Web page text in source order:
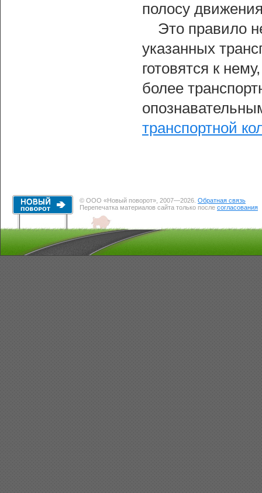
полосу
Это правило
указанных
готовятся к
более
транспортной
© ООО «Новый поворот», 2007—2026. Обратная связь
Перепечатка материалов сайта только после согласования